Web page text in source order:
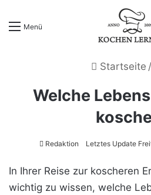
Menü
Startseite /
Welche
Redaktion Letztes Update
In Ihrer Reise zur koscheren
wichtig zu wissen, welche